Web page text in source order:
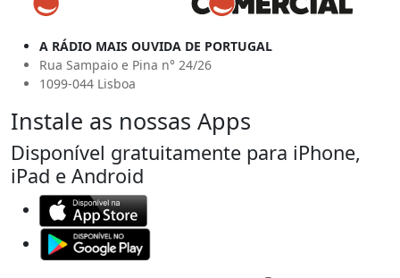
A RÁDIO MAIS OUVIDA DE PORTUGAL
Rua Sampaio e Pina n° 24/26
1099-044 Lisboa
Instale as nossas Apps
Disponível gratuitamente para iPhone,
iPad e Android